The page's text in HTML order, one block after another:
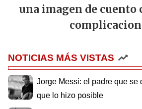
una imagen de cuento
NOTICIAS MÁS VISTAS
Jorge Messi: el padre que se
que lo hizo posible